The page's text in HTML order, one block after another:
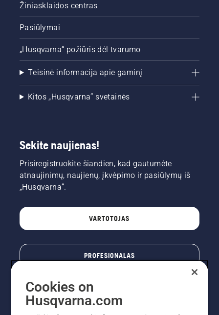
Žiniasklaidos centras
Pasiūlymai
„Husqvarna“ požiūris dėl tvarumo
Teisinė informacija apie gaminį
Kitos „Husqvarna“ svetainės
Sekite naujienas!
Prisiregistruokite šiandien, kad gautumėte
atnaujinimų, naujienų, įkvėpimo ir pasiūlymų iš
„Husqvarna“.
VARTOTOJAS
PROFESIONALAS
Cookies on
Husqvarna.com